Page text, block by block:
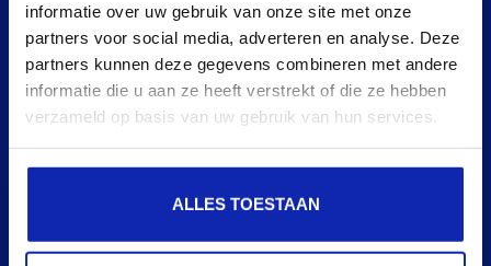
informatie over uw gebruik van onze site met onze
partners voor social media, adverteren en analyse. Deze
partners kunnen deze gegevens combineren met andere
informatie die u aan ze heeft verstrekt of die ze hebben
verzameld op basis van uw gebruik van hun services.
ALLES TOESTAAN